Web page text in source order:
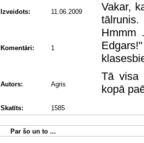
Izveidots: 11.06.2009
Vakar,
Hmmm
Tā visa
kopā
Komentāri: 1
Autors: Agris
Skatīts: 1585
Par šo un to ...